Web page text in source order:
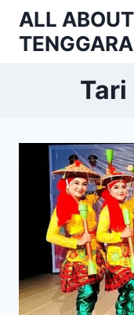
Skip
content
ALL
TENGGARA